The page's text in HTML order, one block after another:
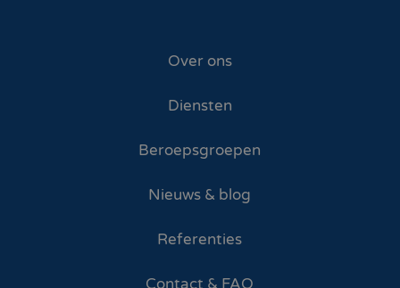
Over ons
Diensten
Beroepsgroepen
Nieuws & blog
Referenties
Contact & FAQ